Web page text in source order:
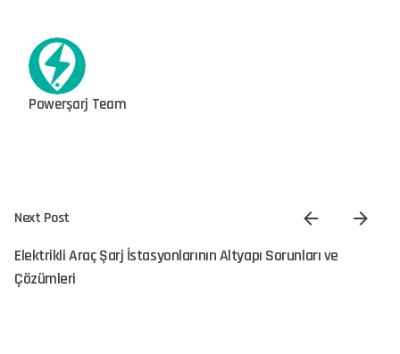
Powerşarj Team
Next Post
Elektrikli Araç Şarj İstasyonlarının Altyapı Sorunları ve
Çözümleri